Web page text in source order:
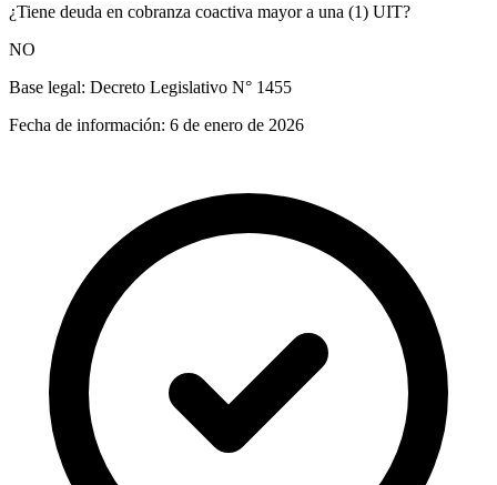
¿Tiene deuda en cobranza coactiva mayor a una (1) UIT?
NO
Base legal: Decreto Legislativo N° 1455
Fecha de información: 6 de enero de 2026